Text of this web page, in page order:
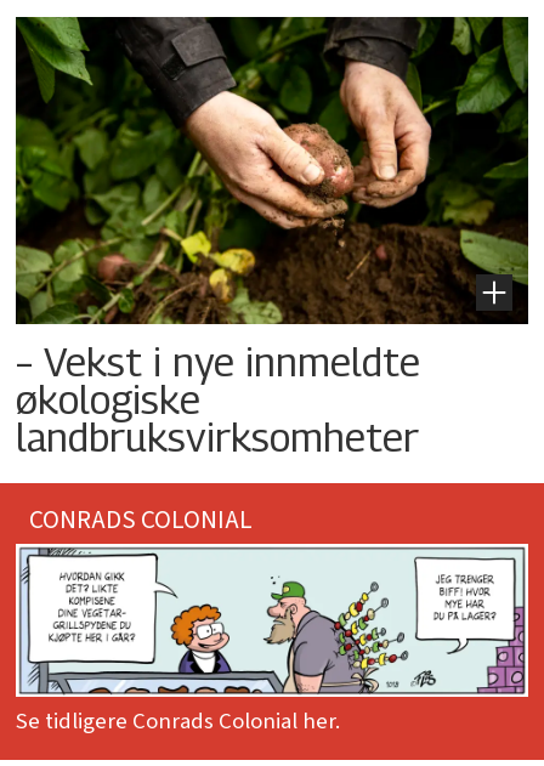
– Vekst i nye innmeldte
økologiske
landbruksvirksomheter
CONRADS COLONIAL
Se tidligere Conrads Colonial her.